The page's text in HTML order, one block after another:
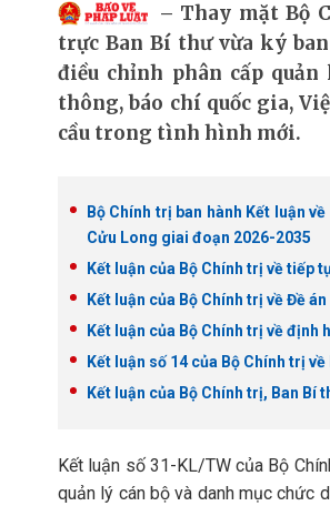
Thay mặt Bộ
trực Ban Bí thư vừa ký
điều chỉnh phân cấp
thông, báo chí quốc gia,
cầu trong tình hình mới.
Bộ Chính trị ban hành Kết luận
Cửu Long giai đoạn 2026-2035
Kết luận của Bộ Chính trị về tiếp
Kết luận của Bộ Chính trị về Đề
Kết luận của Bộ Chính trị về định
Kết luận số 14 của Bộ Chính trị
Kết luận của Bộ Chính trị, Ban Bí
Kết luận số 31-KL/TW của Bộ
quản lý cán bộ và danh mục chức